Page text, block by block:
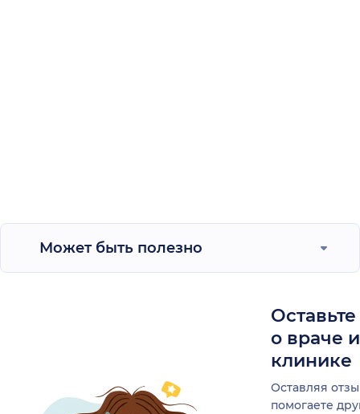
Может быть полезно
о враче
клинике
Оставляя
помогаете